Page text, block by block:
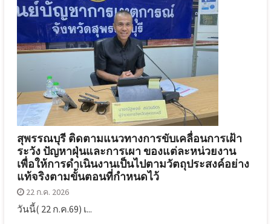
สุพรรณบุรี ติดตามแนวทางการขับเคลื่อนการเฝ้า
ระวัง ปัญหาฝุ่นและการเผา ของแต่ละหน่วยงาน
เพื่อให้การดำเนินงานเป็นไปตามวัตถุประสงค์อย่าง
แท้จริงตามขั้นตอนที่กำหนดไว้
22 ก.ค. 2026
วันนี้( 22 ก.ค.69) เ...